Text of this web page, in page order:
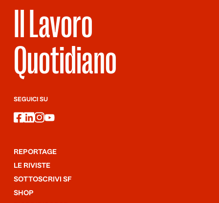
Il Lavoro
Quotidiano
SEGUICI SU
facebook
linkedin
instagram
youtube
REPORTAGE
LE RIVISTE
SOTTOSCRIVI SF
SHOP